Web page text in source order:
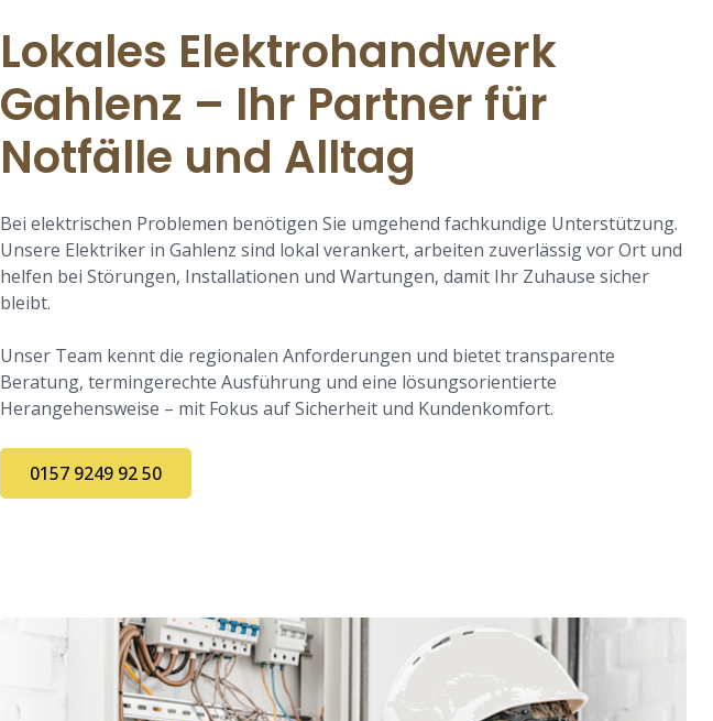
Lokales Elektrohandwerk
Gahlenz – Ihr Partner für
Notfälle und Alltag
Bei elektrischen Problemen benötigen Sie umgehend fachkundige Unterstützung.
Unsere Elektriker in Gahlenz sind lokal verankert, arbeiten zuverlässig vor Ort und
helfen bei Störungen, Installationen und Wartungen, damit Ihr Zuhause sicher
bleibt.
Unser Team kennt die regionalen Anforderungen und bietet transparente
Beratung, termingerechte Ausführung und eine lösungsorientierte
Herangehensweise – mit Fokus auf Sicherheit und Kundenkomfort.
0157 9249 92 50